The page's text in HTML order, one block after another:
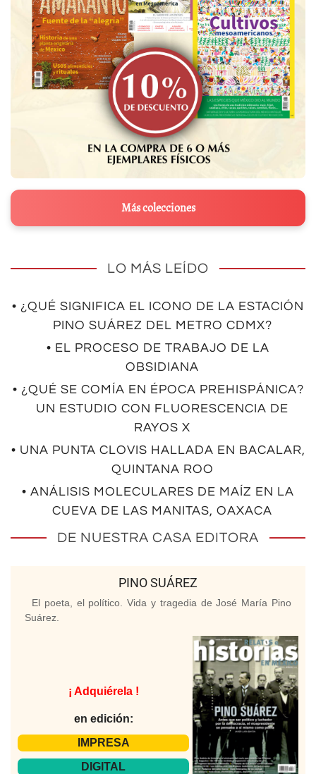
Más colecciones
LO MÁS LEÍDO
• ¿QUÉ SIGNIFICA EL ICONO DE LA ESTACIÓN
PINO SUÁREZ DEL METRO CDMX?
• EL PROCESO DE TRABAJO DE LA
OBSIDIANA
• ¿QUÉ SE COMÍA EN ÉPOCA PREHISPÁNICA?
UN ESTUDIO CON FLUORESCENCIA DE
RAYOS X
• UNA PUNTA CLOVIS HALLADA EN BACALAR,
QUINTANA ROO
• ANÁLISIS MOLECULARES DE MAÍZ EN LA
CUEVA DE LAS MANITAS, OAXACA
DE NUESTRA CASA EDITORA
PINO SUÁREZ
El poeta, el político. Vida y tragedia de José María Pino
Suárez.
¡ Adquiérela !
en edición:
IMPRESA
DIGITAL